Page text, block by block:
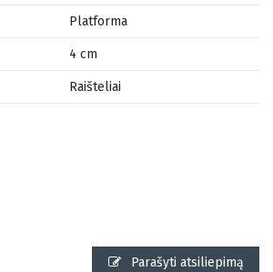
Platforma
4 cm
Raišteliai
Parašyti atsiliepimą